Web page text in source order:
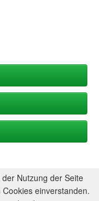
Nutzung der Seite
einverstanden.